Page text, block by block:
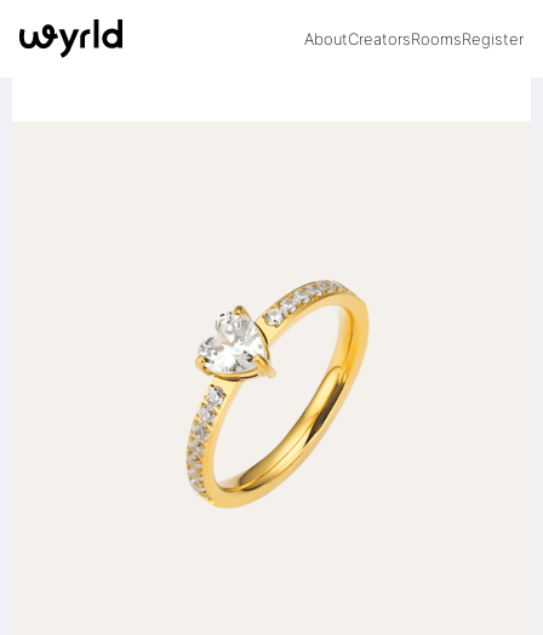
AboutCreatorsRoomsRegister